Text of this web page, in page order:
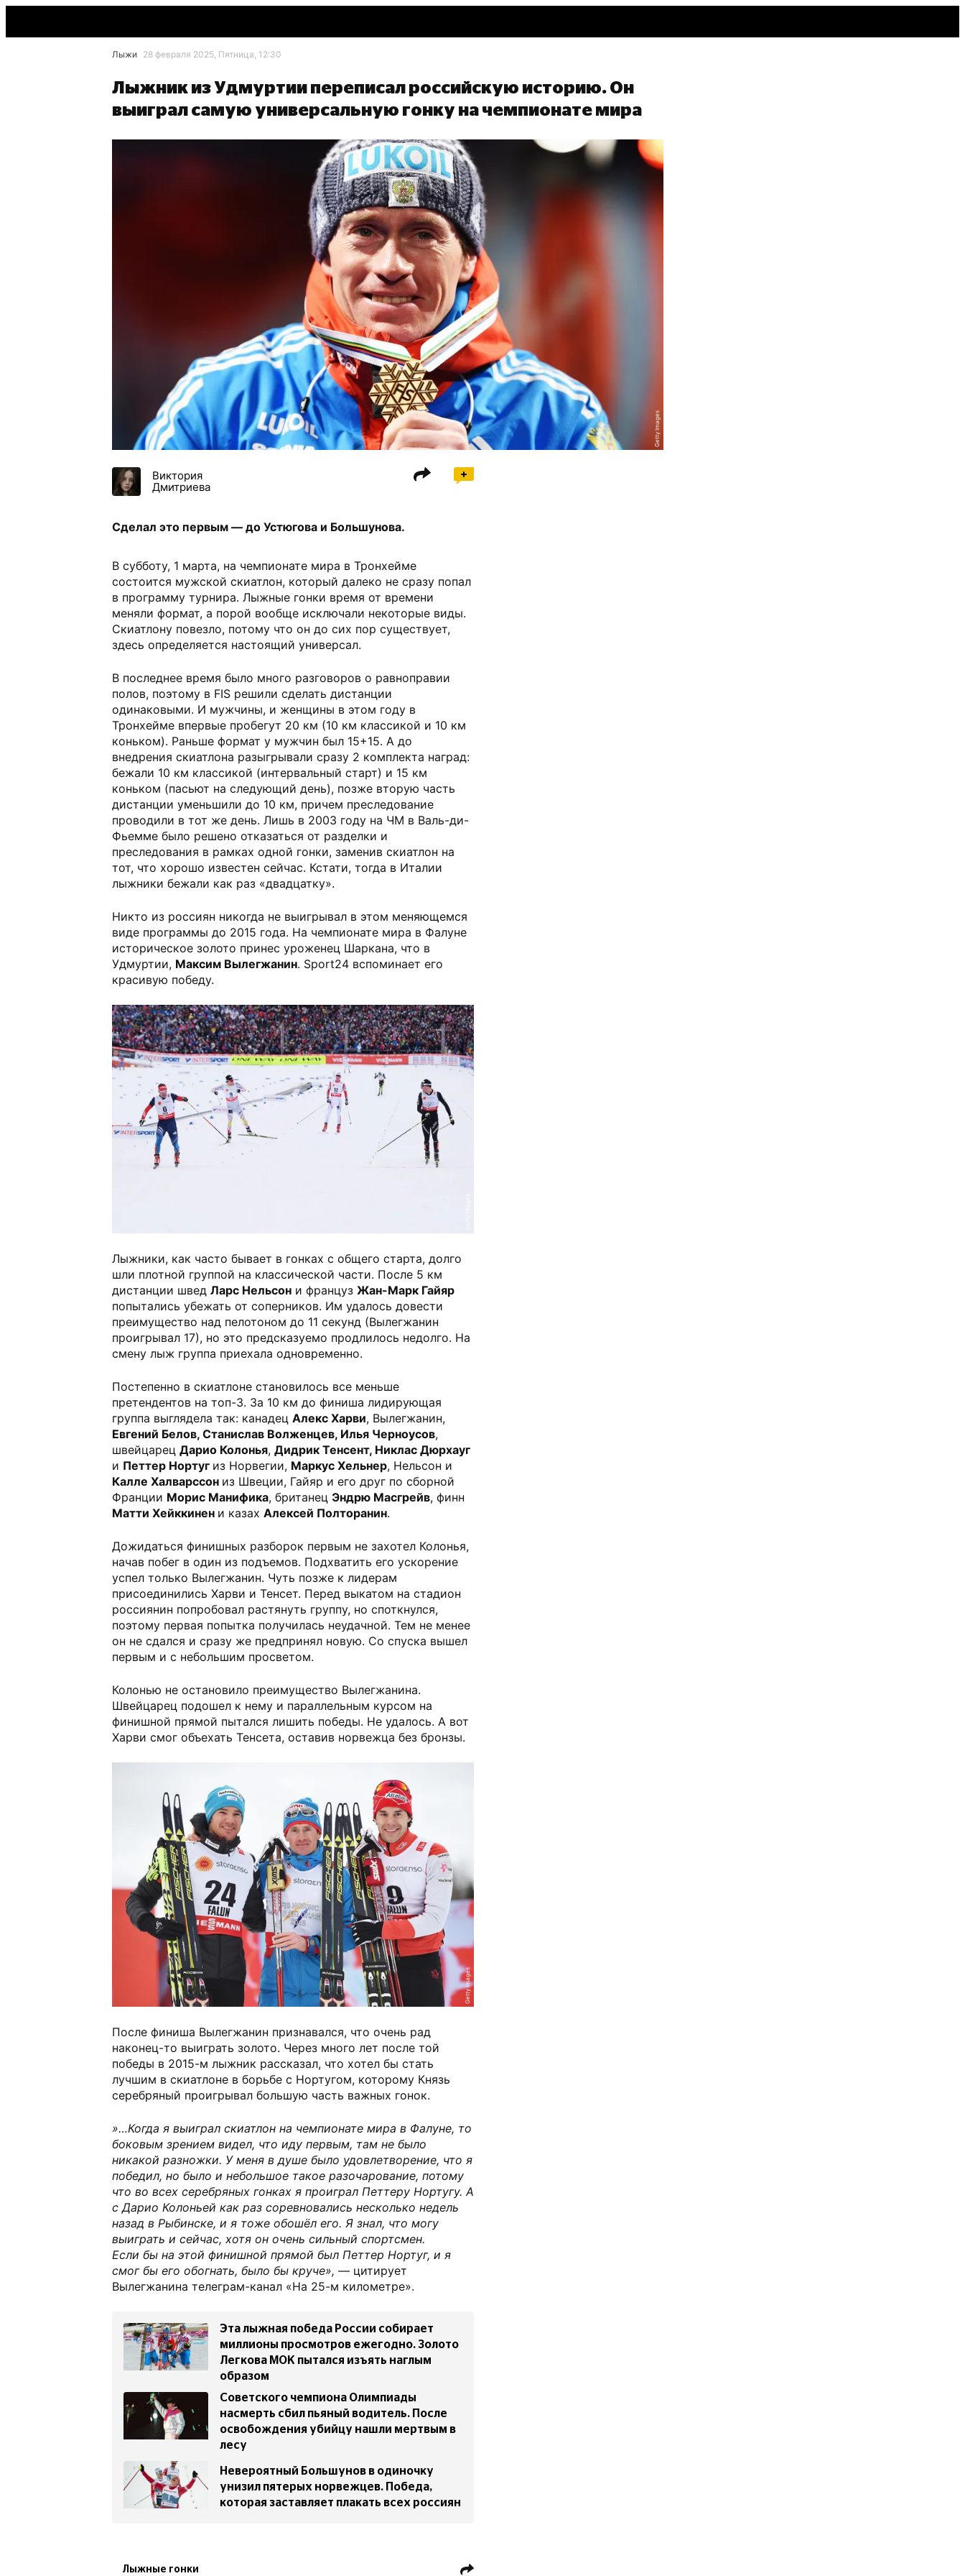
Лыжи 28 февраля 2025, Пятница, 12:30
Лыжник из Удмуртии переписал российскую историю. Он
выиграл самую универсальную гонку на чемпионате мира
Getty Images
Виктория
Дмитриева
Сделал это первым — до Устюгова и Большунова.
В субботу, 1 марта, на чемпионате мира в Тронхейме
состоится мужской скиатлон, который далеко не сразу попал
в программу турнира. Лыжные гонки время от времени
меняли формат, а порой вообще исключали некоторые виды.
Скиатлону повезло, потому что он до сих пор существует,
здесь определяется настоящий универсал.
В последнее время было много разговоров о равноправии
полов, поэтому в FIS решили сделать дистанции
одинаковыми. И мужчины, и женщины в этом году в
Тронхейме впервые пробегут 20 км (10 км классикой и 10 км
коньком). Раньше формат у мужчин был 15+15. А до
внедрения скиатлона разыгрывали сразу 2 комплекта наград:
бежали 10 км классикой (интервальный старт) и 15 км
коньком (пасьют на следующий день), позже вторую часть
дистанции уменьшили до 10 км, причем преследование
проводили в тот же день. Лишь в 2003 году на ЧМ в Валь-ди-
Фьемме было решено отказаться от разделки и
преследования в рамках одной гонки, заменив скиатлон на
тот, что хорошо известен сейчас. Кстати, тогда в Италии
лыжники бежали как раз «двадцатку».
Никто из россиян никогда не выигрывал в этом меняющемся
виде программы до 2015 года. На чемпионате мира в Фалуне
историческое золото принес уроженец Шаркана, что в
Удмуртии, Максим Вылегжанин. Sport24 вспоминает его
красивую победу.
Лыжники, как часто бывает в гонках с общего старта, долго
шли плотной группой на классической части. После 5 км
дистанции швед Ларс Нельсон и француз Жан-Марк Гайяр
попытались убежать от соперников. Им удалось довести
преимущество над пелотоном до 11 секунд (Вылегжанин
проигрывал 17), но это предсказуемо продлилось недолго. На
смену лыж группа приехала одновременно.
Постепенно в скиатлоне становилось все меньше
претендентов на топ-3. За 10 км до финиша лидирующая
группа выглядела так: канадец Алекс Харви, Вылегжанин,
Евгений Белов, Станислав Волженцев, Илья Черноусов,
швейцарец Дарио Колонья, Дидрик Тенсент, Никлас Дюрхауг
и Петтер Нортуг из Норвегии, Маркус Хельнер, Нельсон и
Калле Халварссон из Швеции, Гайяр и его друг по сборной
Франции Морис Манифика, британец Эндрю Масгрейв, финн
Матти Хейккинен и казах Алексей Полторанин.
Дожидаться финишных разборок первым не захотел Колонья,
начав побег в один из подъемов. Подхватить его ускорение
успел только Вылегжанин. Чуть позже к лидерам
присоединились Харви и Тенсет. Перед выкатом на стадион
россиянин попробовал растянуть группу, но споткнулся,
поэтому первая попытка получилась неудачной. Тем не менее
он не сдался и сразу же предпринял новую. Со спуска вышел
первым и с небольшим просветом.
Колонью не остановило преимущество Вылегжанина.
Швейцарец подошел к нему и параллельным курсом на
финишной прямой пытался лишить победы. Не удалось. А вот
Харви смог объехать Тенсета, оставив норвежца без бронзы.
Getty Images
После финиша Вылегжанин признавался, что очень рад
наконец-то выиграть золото. Через много лет после той
победы в 2015-м лыжник рассказал, что хотел бы стать
лучшим в скиатлоне в борьбе с Нортугом, которому Князь
серебряный проигрывал большую часть важных гонок.
»…Когда я выиграл скиатлон на чемпионате мира в Фалуне, то
боковым зрением видел, что иду первым, там не было
никакой разножки. У меня в душе было удовлетворение, что я
победил, но было и небольшое такое разочарование, потому
что во всех серебряных гонках я проиграл Петтеру Нортугу. А
с Дарио Колоньей как раз соревновались несколько недель
назад в Рыбинске, и я тоже обошёл его. Я знал, что могу
выиграть и сейчас, хотя он очень сильный спортсмен.
Если бы на этой финишной прямой был Петтер Нортуг, и я
смог бы его обогнать, было бы круче», — цитирует
Вылегжанина телеграм-канал «На 25-м километре».
Эта лыжная победа России собирает
миллионы просмотров ежегодно. Золото
Легкова МОК пытался изъять наглым
образом
Советского чемпиона Олимпиады
насмерть сбил пьяный водитель. После
освобождения убийцу нашли мертвым в
лесу
Невероятный Большунов в одиночку
унизил пятерых норвежцев. Победа,
которая заставляет плакать всех россиян
Лыжные гонки